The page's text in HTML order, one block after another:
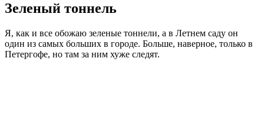
Зеленый тоннель
Я, как и все обожаю зеленые тоннели, а в Летнем саду он
один из самых больших в городе. Больше, наверное, только в
Петергофе, но там за ним хуже следят.